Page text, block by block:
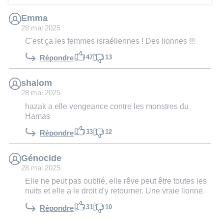
Emma
28 mai 2025
C'est ça les femmes israéliennes ! Des lionnes !!!
Répondre 47 13
shalom
28 mai 2025
hazak a elle vengeance contre les monstres du
Hamas
Répondre 33 12
Génocide
28 mai 2025
Elle ne peut pas oublié, elle rêve peut être toutes les
nuits et elle a le droit d'y retourner. Une vraie lionne.
Répondre 31 10